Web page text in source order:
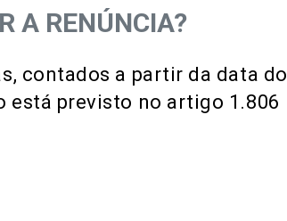
A RENÚNCIA?
contados a partir da data do
está previsto no artigo 1.806